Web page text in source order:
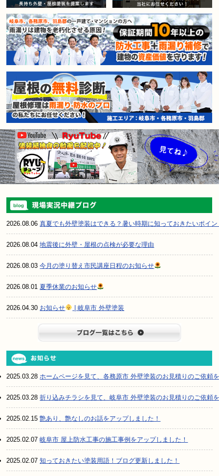
賃貸マンション・アパートオー
2026.08.06真夏でも外壁塗装はできる？暑い時期に知っておきたいポイン
2026.08.04地震後に外壁・屋根の点検が必要な理由
2026.08.03今月の塗り替え市民講座日程のお知らせ
2026.08.01 夏季休業のお知らせ
2026.04.30 お知らせ | 岐阜市 外壁塗装
2025.03.28ホームページを見て、各務原市 外壁塗装のお見積りのご依頼
2025.03.28折り込みチラシを見て、岐阜市 外壁塗装のお見積りのご依頼
2025.02.15艶あり、艶なしのお話をアップしました！
2025.02.07岐阜市 屋上防水工事の施工事例をアップしました！
2025.02.07知っておきたい塗装用語！ブログ更新しました！